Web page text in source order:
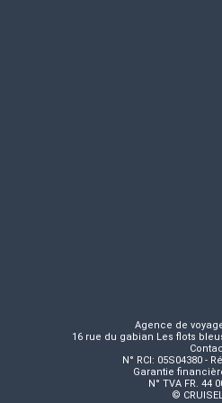
Agence de
16 rue du gabian Les flots
N° RCI: 05S04380 -
Garantie
N° TVA FR. 44
©